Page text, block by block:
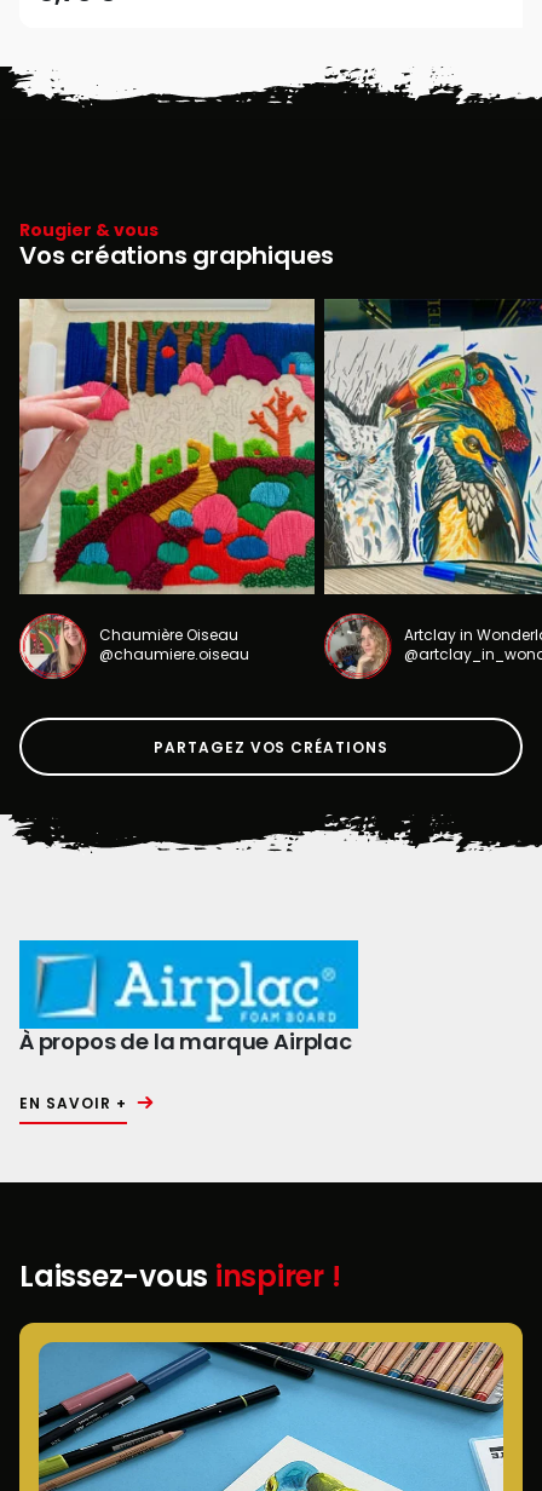
Rougier & vous
Vos créations graphiques
Chaumière Oiseau
@chaumiere.oiseau
Artclay in
PARTAGEZ VOS CRÉATIONS
À propos de la marque Airplac
EN SAVOIR +
Laissez-vous inspirer !